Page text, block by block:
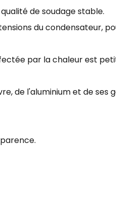
de soudage stable.
du condensateur,
par la chaleur est
de l'aluminium et de